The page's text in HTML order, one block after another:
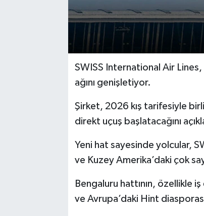
SWISS International Air
ağını genişletiyor.
Şirket, 2026 kış tarifesiyle
direkt uçuş başlatacağını
Yeni hat sayesinde yolcular,
ve Kuzey Amerika’daki çok
Bengaluru hattının, özellikle
ve Avrupa’daki Hint